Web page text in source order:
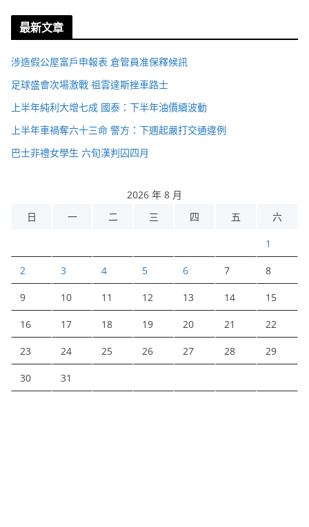
最新文章
涉造假公屋富戶申報表 倉管員准保釋候訊
足球盛會次場激戰 祖雲達斯挫車路士
上半年純利大增七成 國泰：下半年油價續波動
上半年車禍奪六十三命 警方：下週起嚴打交通違例
巴士非禮女學生 六旬漢判囚四月
2026 年 8 月
日
一 二 三 四 五 六
1
2 3 4 5 6 7 8
9 10 11 12 13 14 15
16 17 18 19 20 21 22
23 24 25 26 27 28 29
30 31